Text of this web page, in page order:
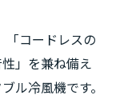
「コードレスの
」を兼ね備え
ル冷風機です。